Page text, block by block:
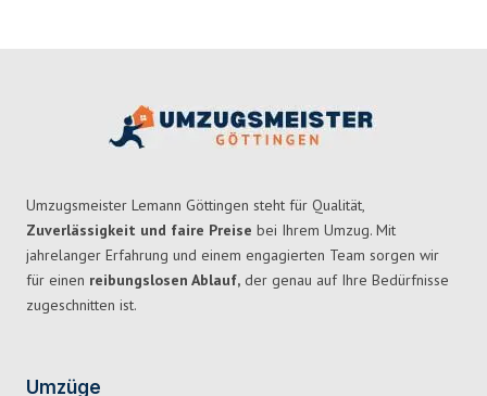
Umzugsmeister Lemann Göttingen steht für Qualität,
Zuverlässigkeit und faire Preise bei Ihrem Umzug. Mit
jahrelanger Erfahrung und einem engagierten Team sorgen wir
für einen reibungslosen Ablauf, der genau auf Ihre Bedürfnisse
zugeschnitten ist.
Umzüge